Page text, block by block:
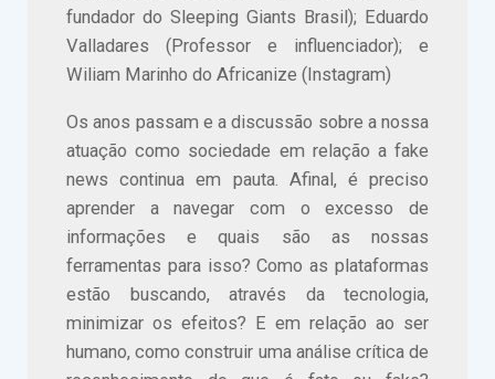
fundador do Sleeping Giants Brasil); Eduardo
Valladares (Professor e influenciador); e
Wiliam Marinho do Africanize (Instagram)
Os anos passam e a discussão sobre a nossa
atuação como sociedade em relação a fake
news continua em pauta. Afinal, é preciso
aprender a navegar com o excesso de
informações e quais são as nossas
ferramentas para isso? Como as plataformas
estão buscando, através da tecnologia,
minimizar os efeitos? E em relação ao ser
humano, como construir uma análise crítica de